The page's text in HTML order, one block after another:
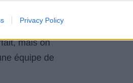
Privacy Policy
est une
team
mais on
équipe de